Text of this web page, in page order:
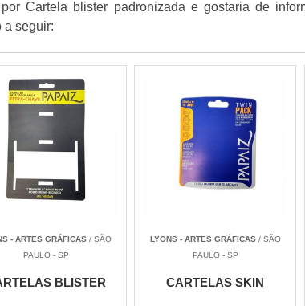
Cartela blister padronizada e gostaria de
a seguir:
- ARTES GRÁFICAS/ SÃO
PAULO - SP
BLISTER
LYONS - ARTES GRÁFICAS/ SÃO
PAULO - SP
CARTELAS SKIN